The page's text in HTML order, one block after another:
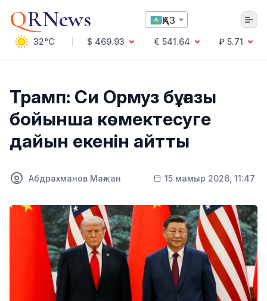
QRNews ҚАЗ
32°C $ 469.93 € 541.64
₽ 5.71
Мәдениет
Саясат
Экономика
Әлемде
Білім және Ғылым
Ауа райы
Денсаулық
Трамп: Си Ормуз бұғазы
бойынша көмектесуге
дайын екенін айтты
Абдрахманов Мағжан 15 мамыр 2026, 11:47